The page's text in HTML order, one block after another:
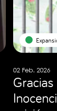
02 Feb. 2026